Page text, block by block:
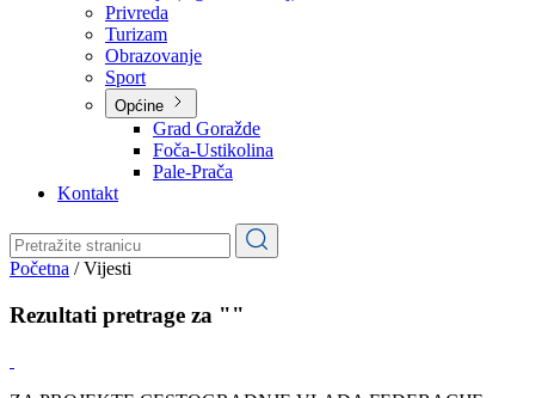
O kantonu
Simboli kantona (Grb, zastava)
Historija (digitalni muzej)
Privreda
Turizam
Obrazovanje
Općine
Pale-Prača
Kontakt
Vijesti